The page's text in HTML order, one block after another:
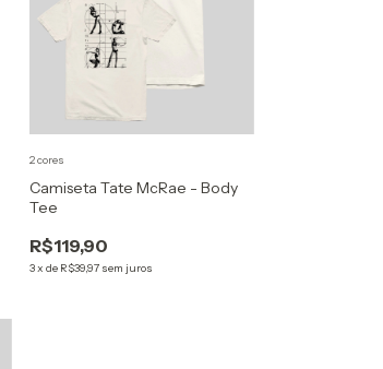
Camiseta Tate McRae - Body
Tee
R$119,90
3x de R$39,97 sem juros
2 cores